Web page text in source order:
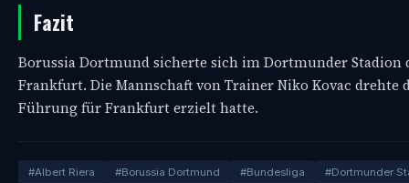
Fazit
Borussia Dortmund sicherte sich im Dortmunder
Frankfurt. Die Mannschaft von Trainer Niko Kovac
Führung für Frankfurt erzielt hatte.
#Albert Riera #Borussia Dortmund #Bundesliga #Dortmunder